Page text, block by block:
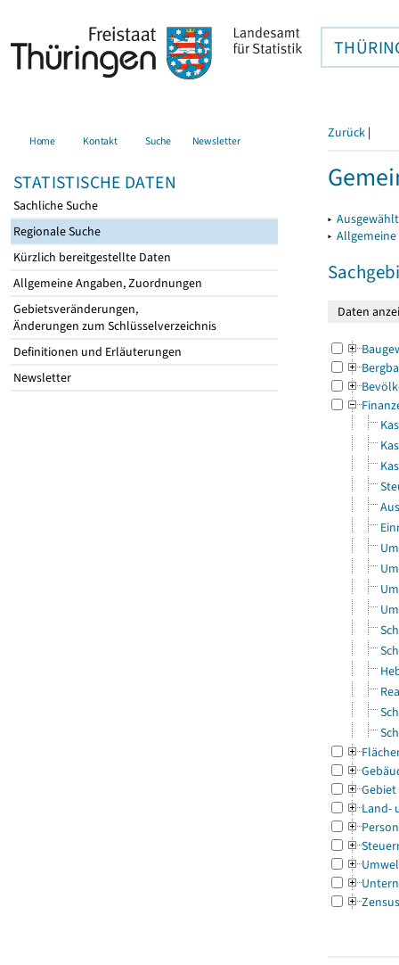
Home Kontakt Suche Newsletter
STATISTISCHE DATEN
Sachliche Suche
Regionale Suche
Kürzlich bereitgestellte Daten
Allgemeine Angaben, Zuordnungen
Gebietsveränderungen,
Änderungen zum Schlüsselverzeichnis
Definitionen und Erläuterungen
Newsletter
Zurück |
▸
▸
Gebiet
Land-
Zensus